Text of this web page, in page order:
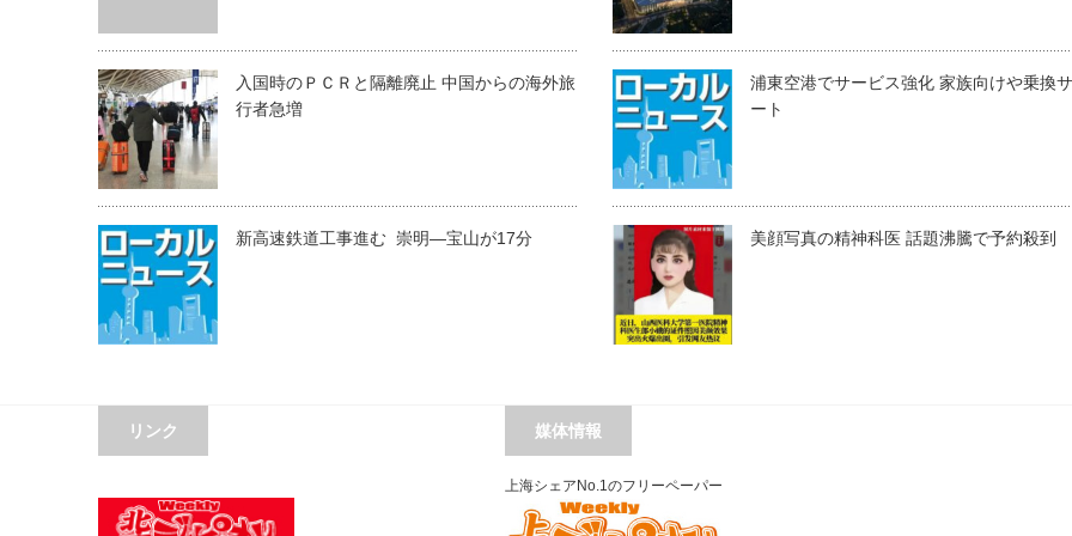
入国時のＰＣＲと隔離廃止 中国からの海外旅
行者急増
新高速鉄道工事進む 崇明―宝山が17分
浦東空港でサービス強化 家族向けや乗換
ート
美顔写真の精神科医 話題沸騰で予約殺到
リンク 媒体情報
上海シェアNo.1のフリーペーパー